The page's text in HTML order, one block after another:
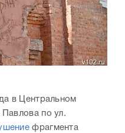
в Центральном
по ул.
фрагмента